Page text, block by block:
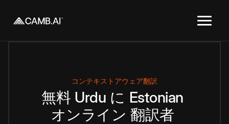
コンテキストアウェア翻訳
無料 Urdu に Estonian
オンライン 翻訳者